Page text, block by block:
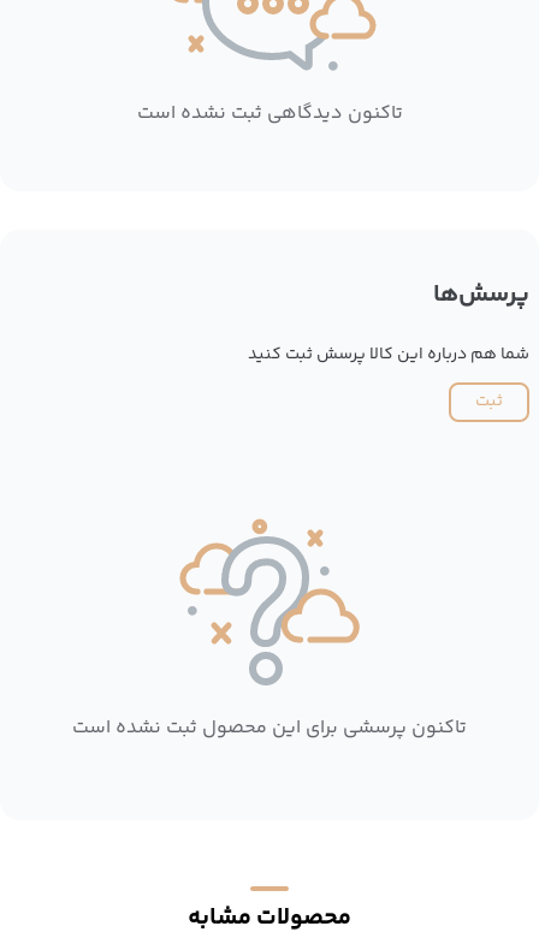
تاکنون دیدگاهی ثبت نشده است
پرسش‌ها
شما هم درباره این کالا پرسش ثبت کنید
ثبت
تاکنون پرسشی برای این محصول ثبت نشده است
محصولات مشابه